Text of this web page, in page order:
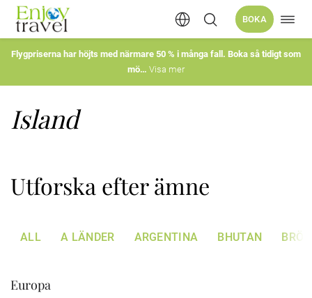
Hoppa
till
innehåll
BOKA
Flygpriserna har höjts med närmare 50 % i många fall. Boka så tidigt som
mö
Visa mer
Island
Utforska efter ämne
ALL A LÄNDER ARGENTINA BHUTAN
Europa